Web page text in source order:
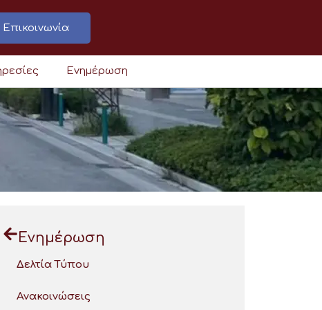
Επικοινωνία
Ενημέρωση
Ενημέρωση
Δελτία Τύπου
Ανακοινώσεις